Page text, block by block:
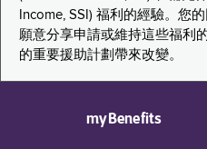
Income, SSI) 福利的經驗。您
願意分享申請或維持這些福利
的重要援助計劃帶來改變。
myBenefits